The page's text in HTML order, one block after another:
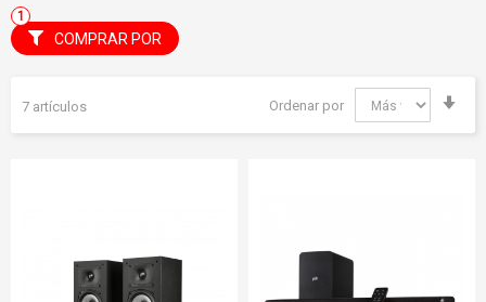
7 artículos Ordenar por
COMPRAR POR